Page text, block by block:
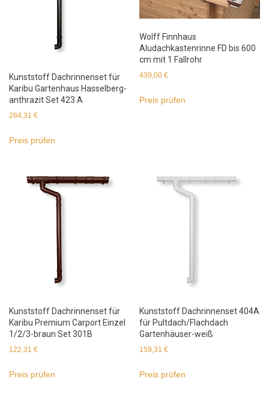
Kunststoff Dachrinnenset für
Karibu Gartenhaus Hasselberg-
anthrazit Set 423 A
284,31 €
Preis prüfen
Wolff Finnhaus
Aludachkastenrinne FD bis 600
cm mit 1 Fallrohr
439,00€
Preis prüfen
Kunststoff Dachrinnenset für
Karibu Premium Carport Einzel
1/2/3-braun Set 301B
122,31 €
Preis prüfen
Kunststoff Dachrinnenset 404A
für Pultdach/Flachdach
Gartenhäuser-weiß
159,31€
Preis prüfen